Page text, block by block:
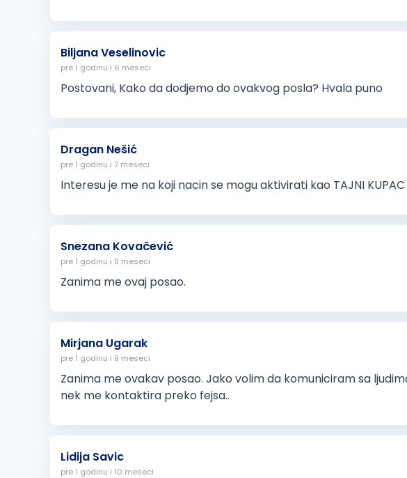
Biljana Veselinovic
pre 1 godinu i 6 meseci
Postovani, Kako da dodjemo do ovakvog posla? Hvala puno
Dragan Nešić
pre 1 godinu i 7 meseci
Interesu je me na koji nacin se mogu aktivirati kao TAJNI
Snezana Kovačević
pre 1 godinu i 8 meseci
Zanima me ovaj posao.
Mirjana Ugarak
pre 1 godinu i 9 meseci
Zanima me ovakav posao. Jako volim da komuniciram sa
nek me kontaktira preko fejsa..
Lidija Savic
pre 1 godinu i 10 meseci